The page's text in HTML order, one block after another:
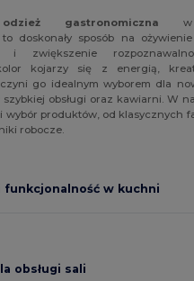
odzież gastronomiczna w
doskonały sposób na
i zwiększenie
kojarzy się z energią,
go idealnym wyborem dla
obsługi oraz kawiarni. W
wybór produktów, od klasycznych
robocze.
funkcjonalność w kuchni
obsługi sali